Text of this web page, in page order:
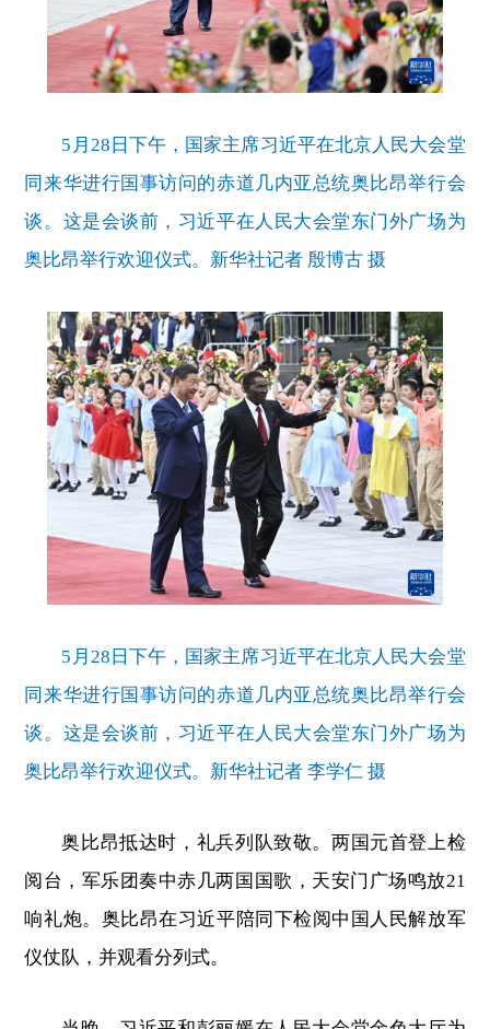
5月28日下午，国家主席习近平在北京人民大会堂
同来华进行国事访问的赤道几内亚总统奥比昂举行会
谈。这是会谈前，习近平在人民大会堂东门外广场为
奥比昂举行欢迎仪式。新华社记者 殷博古 摄
5月28日下午，国家主席习近平在北京人民大会堂
同来华进行国事访问的赤道几内亚总统奥比昂举行会
谈。这是会谈前，习近平在人民大会堂东门外广场为
奥比昂举行欢迎仪式。新华社记者 李学仁 摄
奥比昂抵达时，礼兵列队致敬。两国元首登上检
阅台，军乐团奏中赤几两国国歌，天安门广场鸣放21
响礼炮。奥比昂在习近平陪同下检阅中国人民解放军
仪仗队，并观看分列式。